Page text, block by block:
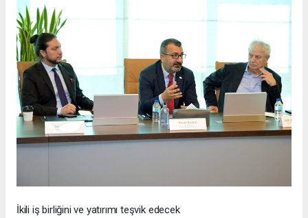
İkili iş birliğini ve yatırımı teşvik edecek